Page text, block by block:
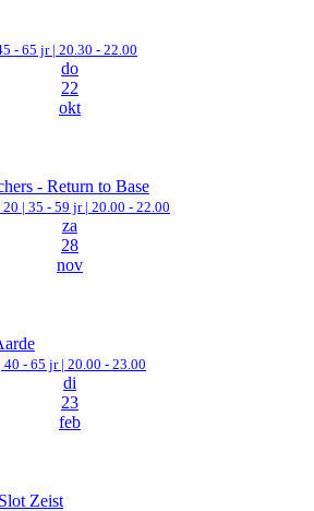
- 65 jr | 20.30 - 22.00
do
22
okt
- Return to Base
20 | 35 - 59 jr | 20.00 - 22.00
za
28
nov
40 - 65 jr | 20.00 - 23.00
di
23
feb
Zeist